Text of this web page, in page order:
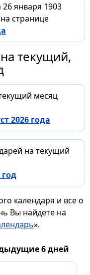
января 1903
странице
текущий,
месяц
2026 года
на текущий
календаря и все о
Вы найдете на
».
6 дней